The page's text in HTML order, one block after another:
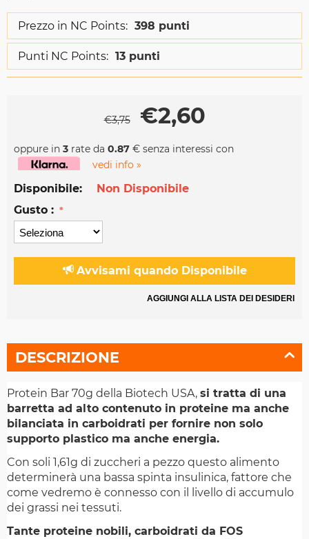
Prezzo in NC Points: 398 punti
Punti NC Points: 13 punti
€3,75 €2,60
oppure in 3 rate da 0.87 € senza interessi con
vedi info »
Disponibile:
Non Disponibile
Gusto :
Avvisami quando Disponibile
AGGIUNGI ALLA LISTA DEI DESIDERI
DESCRIZIONE
Protein Bar 70g della Biotech USA, si tratta di una
barretta ad alto contenuto in proteine ma anche
bilanciata in carboidrati per fornire non solo
supporto plastico ma anche energia.
Con soli 1,61g di zuccheri a pezzo questo alimento
determinerà una bassa spinta insulinica, fattore che
come vedremo è connesso con il livello di accumulo
dei grassi nei tessuti.
Tante proteine nobili, carboidrati da FOS